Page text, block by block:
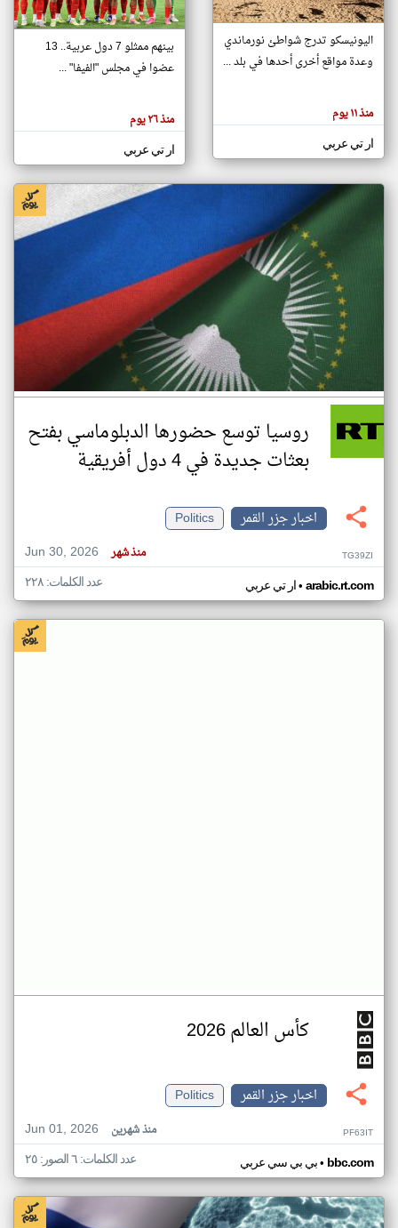
تغيير الدولة
اخبار جزر القمر على مدار الساعة
أهم اخبار جزر القمر العاجلة والمباشرة
هنا عن
وجهة
كاتبيها.
اليونيسكو تدرج شواطئ نورماندي
وعدة مواقع أخرى أحدها في بلد ...
منذ ١١ يوم
ار تي عربي
بينهم ممثلو 7 دول عربية.. 13
عضوا في مجلس "الفيفا" ...
منذ ٢٦ يوم
ار تي عربي
روسيا توسع حضورها الدبلوماسي بفتح
بعثات جديدة في 4 دول أفريقية
اخبار جزر القمر
Politics
Jun 30, 2026
منذ شهر TG39ZI
ار تي عربي• arabic.rt.com عدد الكلمات: ٢٢٨
كأس العالم 2026
اخبار جزر القمر
Politics
Jun 01, 2026
منذ شهرين PF63IT
بي بي سي عربي• bbc.com عدد الكلمات: ٦ الصور: ٢٥
klyoum.com